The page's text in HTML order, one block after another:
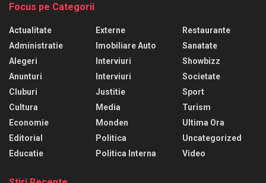
Focus pe Categorii
Actualitate
Administratie
Alegeri
Anunturi
Cluburi
Cultura
Economie
Editorial
Educatie
Externe
Imobiliare Auto
Interviuri
Interviuri
Justitie
Media
Monden
Politica
Politica Interna
Restaurante
Sanatate
Showbizz
Societate
Sport
Turism
Ultima Ora
Uncategorized
Video